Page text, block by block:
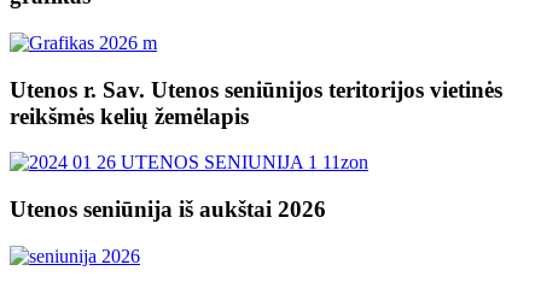
Utenos r. Sav. Utenos seniūnijos teritorijos vietinės
reikšmės kelių žemėlapis
Utenos seniūnija iš aukštai 2026